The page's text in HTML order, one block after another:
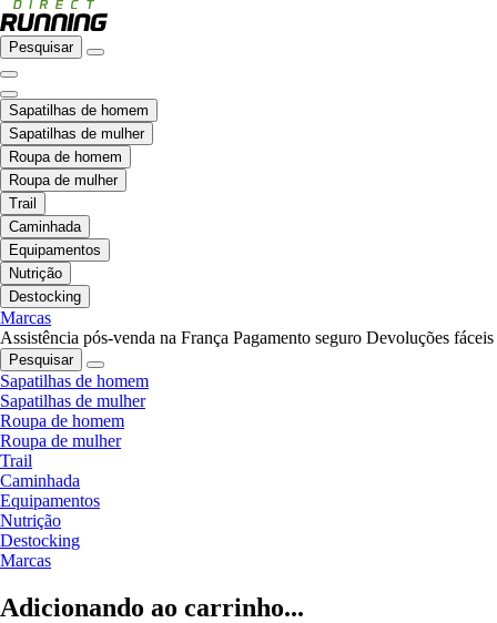
Pesquisar
Sapatilhas de homem
Sapatilhas de mulher
Roupa de homem
Roupa de mulher
Trail
Caminhada
Equipamentos
Nutrição
Destocking
Marcas
Assistência pós-venda na França Pagamento seguro Devoluções fáceis
Pesquisar
Sapatilhas de homem
Sapatilhas de mulher
Roupa de homem
Roupa de mulher
Trail
Caminhada
Equipamentos
Nutrição
Destocking
Marcas
Adicionando ao carrinho...